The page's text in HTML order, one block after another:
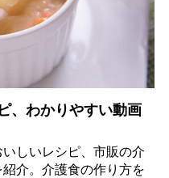
、わかりやすい動画
しいレシピ、市販の介
介。介護食の作り方を